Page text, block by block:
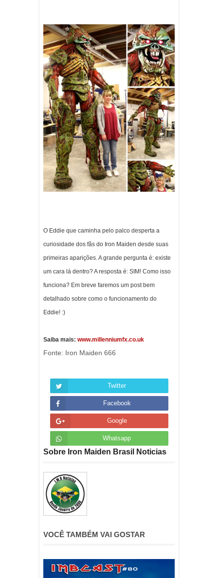
O Eddie que caminha pelo palco desperta a
curiosidade dos fãs do Iron Maiden desde suas
primeiras aparições. A grande pergunta é: existe
um cara lá dentro? A resposta é: SIM! Como isso
funciona? Em breve faremos um post bem
detalhado sobre como o funcionamento do
Eddie! :)
Saiba mais: www.millenniumfx.co.uk
Fonte: Iron Maiden 666
Twitter
Facebook
Google
Whatsapp
Sobre Iron Maiden Brasil Noticias
VOCÊ TAMBÉM VAI GOSTAR